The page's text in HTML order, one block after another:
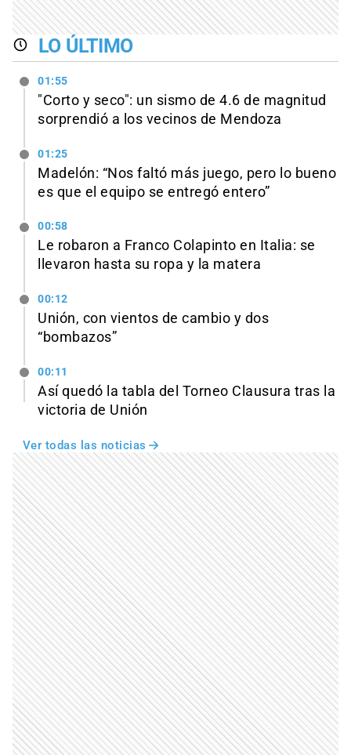
LO ÚLTIMO
01:55
"Corto y seco": un sismo de 4.6 de magnitud
sorprendió a los vecinos de Mendoza
01:25
Madelón: “Nos faltó más juego, pero lo bueno
es que el equipo se entregó entero”
00:58
Le robaron a Franco Colapinto en Italia: se
llevaron hasta su ropa y la matera
00:12
Unión, con vientos de cambio y dos
“bombazos”
00:11
Así quedó la tabla del Torneo Clausura tras la
victoria de Unión
Ver todas las noticias